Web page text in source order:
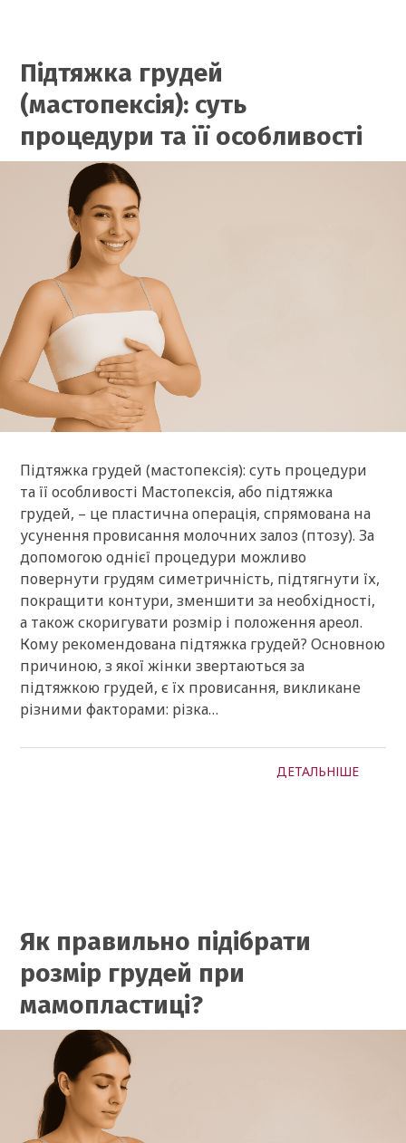
Підтяжка грудей
(мастопексія): суть
процедури та її особливості
Підтяжка грудей (мастопексія): суть процедури
та її особливості Мастопексія, або підтяжка
грудей, – це пластична операція, спрямована на
усунення провисання молочних залоз (птозу). За
допомогою однієї процедури можливо
повернути грудям симетричність, підтягнути їх,
покращити контури, зменшити за необхідності,
а також скоригувати розмір і положення ареол.
Кому рекомендована підтяжка грудей? Основною
причиною, з якої жінки звертаються за
підтяжкою грудей, є їх провисання, викликане
різними факторами: різка…
ДЕТАЛЬНІШЕ
Як правильно підібрати
розмір грудей при
мамопластиці?